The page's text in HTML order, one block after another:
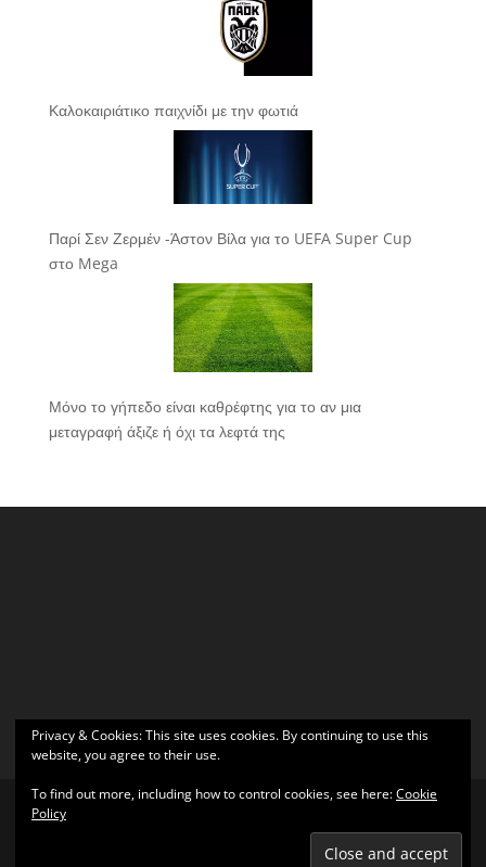
Καλοκαιριάτικο παιχνίδι με την φωτιά
Παρί Σεν Ζερμέν -Άστον Βίλα για το UEFA Super Cup
στο Mega
Μόνο το γήπεδο είναι καθρέφτης για το αν μια
μεταγραφή άξιζε ή όχι τα λεφτά της
| Υποστηρίζεται από
Privacy & Cookies: This site uses cookies. By continuing to use this
website, you agree to their use.
To find out more, including how to control cookies, see here:Cookie
Policy